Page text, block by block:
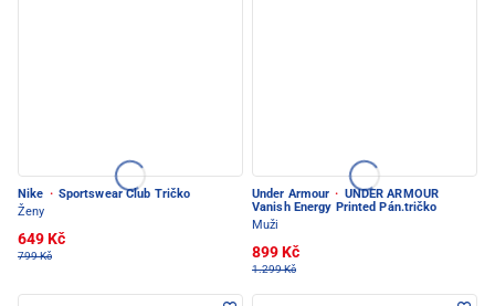
Nike · Sportswear Club Tričko
Ženy
649 Kč
799 Kč
Under Armour · UNDER ARMOUR
Vanish Energy Printed Pán.tričko
Muži
899 Kč
1.299 Kč